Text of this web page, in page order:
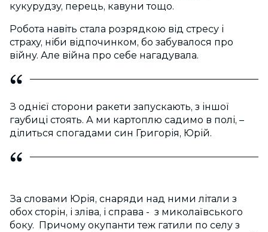
кукурудзу, перець, кавуни тощо.
Робота навіть стала розрядкою від стресу і
страху, ніби відпочинком, бо забувалося про
війну. Але війна про себе нагадувала.
З однієї сторони ракети запускають, з іншої
гаубиці стоять. А ми картоплю садимо в полі, –
ділиться спогадами син Григорія, Юрій.
За словами Юрія, снаряди над ними літали з
обох сторін, і зліва, і справа - з миколаївського
боку. Причому окупанти теж гатили по селу з